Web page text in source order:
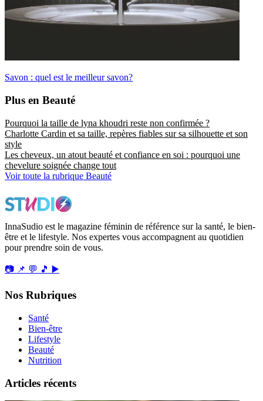
Savon : quel est le meilleur savon?
Plus en Beauté
Pourquoi la taille de lyna khoudri reste non confirmée ?
Charlotte Cardin et sa taille, repères fiables sur sa silhouette et son
style
Les cheveux, un atout beauté et confiance en soi : pourquoi une
chevelure soignée change tout
Voir toute la rubrique Beauté
InnaSudio est le magazine féminin de référence sur la santé, le bien-
être et le lifestyle. Nos expertes vous accompagnent au quotidien
pour prendre soin de vous.
📷 📌 💬 🎵 ▶️
Nos Rubriques
Santé
Bien-être
Lifestyle
Beauté
Nutrition
Articles récents